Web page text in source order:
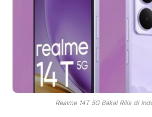
Realme 14T 5G Bakal Rilis di